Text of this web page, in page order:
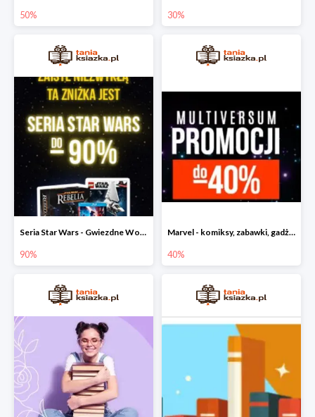
50% 30%
Seria Star Wars - Gwiezdne Wojny do -90%
90%
Marvel - komiksy, zabawki, gadżety
40%